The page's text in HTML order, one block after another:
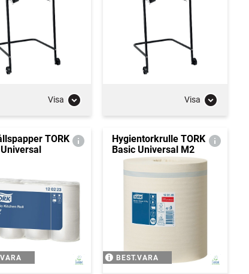
Visa Visa
TORK
Hygientorkrulle TORK
Basic Universal M2
BEST.VARA